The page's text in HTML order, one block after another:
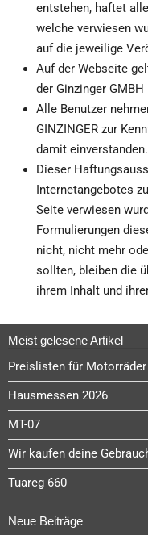
entstehen, haftet
welche verwiesen
auf die jeweilige
Auf der Webseite
der Ginzinger GMBH
Alle Benutzer
GINZINGER zur
damit einverstanden.
Dieser
Internetangebotes
Seite verwiesen
Formulierungen
nicht, nicht mehr
sollten, bleiben die
ihrem Inhalt und
Meist gelesene Artikel
Preislisten für Motorräder
Hausmessen 2026
MT-07
Wir kaufen deine
Tuareg 660
Neue Beiträge